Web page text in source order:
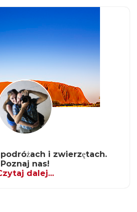
i zwierzętach.
Poznaj nas!
dalej...